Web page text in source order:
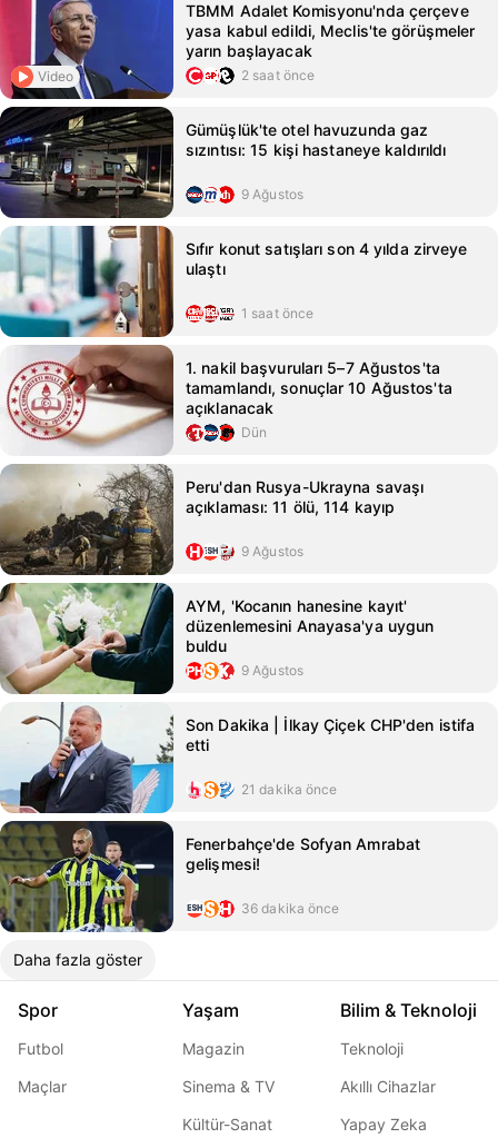
Video
TBMM Adalet Komisyonu'nda çerçeve
yasa kabul edildi, Meclis'te görüşmeler
yarın başlayacak
2 saat önce
Gümüşlük'te otel havuzunda gaz
sızıntısı: 15 kişi hastaneye kaldırıldı
9 Ağustos
Sıfır konut satışları son 4 yılda zirveye
ulaştı
1 saat önce
1. nakil başvuruları 5–7 Ağustos'ta
tamamlandı, sonuçlar 10 Ağustos'ta
açıklanacak
Dün
Peru'dan Rusya-Ukrayna savaşı
açıklaması: 11 ölü, 114 kayıp
9 Ağustos
AYM, 'Kocanın hanesine kayıt'
düzenlemesini Anayasa'ya uygun
buldu
9 Ağustos
Son Dakika | İlkay Çiçek CHP'den istifa
etti
21 dakika önce
Fenerbahçe'de Sofyan Amrabat
gelişmesi!
36 dakika önce
Daha fazla göster
Spor
Futbol
Maçlar
Yaşam
Magazin
Sinema & TV
Kültür-Sanat
Bilim & Teknoloji
Teknoloji
Akıllı Cihazlar
Yapay Zeka